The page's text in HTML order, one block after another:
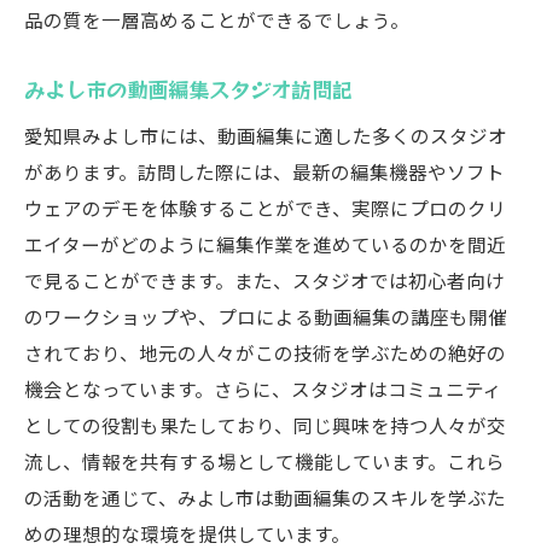
品の質を一層高めることができるでしょう。
みよし市の動画編集スタジオ訪問記
愛知県みよし市には、動画編集に適した多くのスタジオ
があります。訪問した際には、最新の編集機器やソフト
ウェアのデモを体験することができ、実際にプロのクリ
エイターがどのように編集作業を進めているのかを間近
で見ることができます。また、スタジオでは初心者向け
のワークショップや、プロによる動画編集の講座も開催
されており、地元の人々がこの技術を学ぶための絶好の
機会となっています。さらに、スタジオはコミュニティ
としての役割も果たしており、同じ興味を持つ人々が交
流し、情報を共有する場として機能しています。これら
の活動を通じて、みよし市は動画編集のスキルを学ぶた
めの理想的な環境を提供しています。